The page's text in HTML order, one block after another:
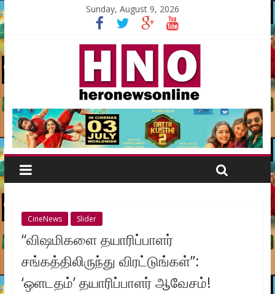
Sunday, August 9, 2026
CineNews Slider
“விஷமிகளை தயாரிப்பாளர்
சங்கத்திலிருந்து விரட்டுங்கள்”:
‘ஒளடதம்’ தயாரிப்பாளர் ஆவேசம்!